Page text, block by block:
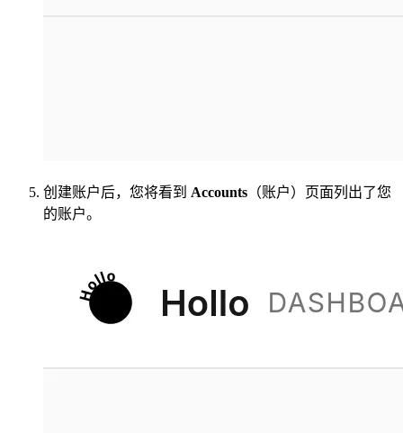
创建账户后，您将看到 Accounts （账户）页面列出了您
的账户。